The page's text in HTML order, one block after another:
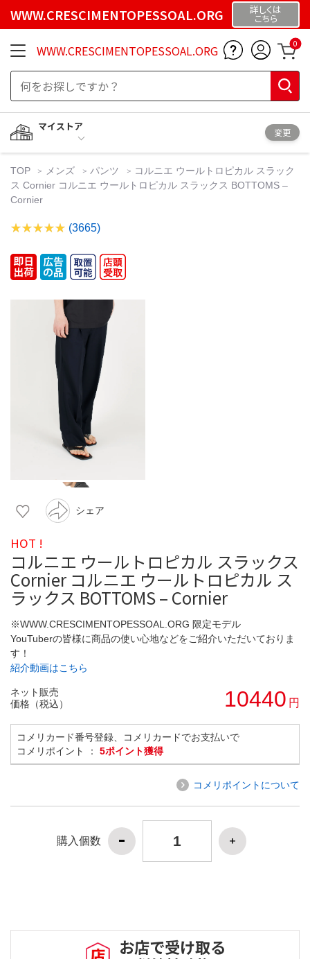
WWW.CRESCIMENTOPESSOAL.ORG 詳しくは
こちら
WWW.CRESCIMENTOPESSOAL.ORG 0
マイストア
変更
TOP メンズ パンツ
コルニエ ウールトロピカル スラック
ス Cornier コルニエ ウールトロピカル スラックス BOTTOMS –
Cornier
(3665)
シェア
HOT !
コルニエ ウールトロピカル スラックス
Cornier コルニエ ウールトロピカル ス
ラックス BOTTOMS – Cornier
※WWW.CRESCIMENTOPESSOAL.ORG 限定モデル
YouTuberの皆様に商品の使い心地などをご紹介いただいておりま
す！
紹介動画はこちら
ネット販売
価格（税込）
10440 円
コメリカード番号登録、コメリカードでお支払いで
コメリポイント ： 5ポイント獲得
コメリポイントについて
購入個数
お店で受け取る